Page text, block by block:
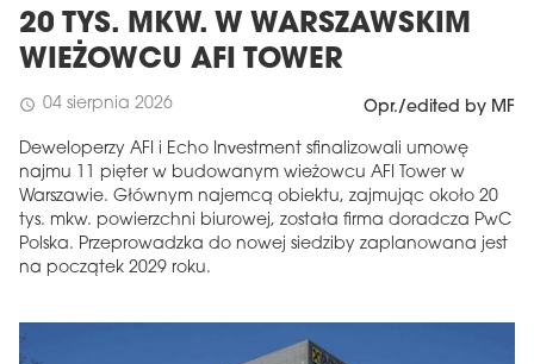
20 TYS. MKW. W WARSZAWSKIM
WIEŻOWCU AFI TOWER
schedule 04 sierpnia 2026 Opr./edited by MF
Deweloperzy AFI i Echo Investment sfinalizowali umowę
najmu 11 pięter w budowanym wieżowcu AFI Tower w
Warszawie. Głównym najemcą obiektu, zajmując około 20
tys. mkw. powierzchni biurowej, została firma doradcza PwC
Polska. Przeprowadzka do nowej siedziby zaplanowana jest
na początek 2029 roku.